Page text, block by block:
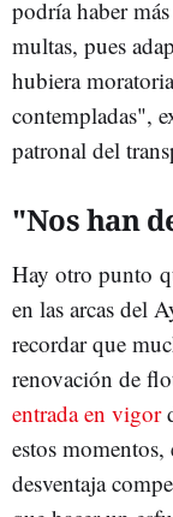
podría haber
multas, pues
hubiera
contempladas",
patronal del
"Nos han
Hay otro punto
en las arcas del
recordar que
renovación de
entrada en vigor
estos momentos,
desventaja